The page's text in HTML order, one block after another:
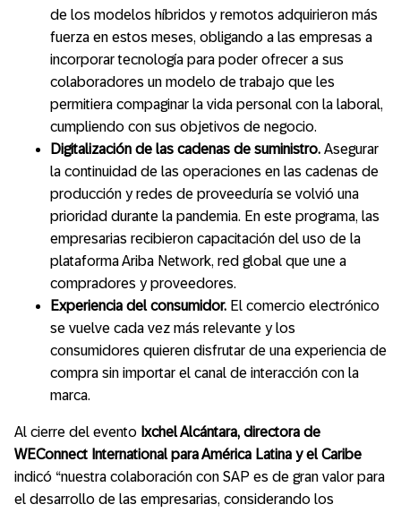
de los modelos híbridos y remotos adquirieron más
fuerza en estos meses, obligando a las empresas a
incorporar tecnología para poder ofrecer a sus
colaboradores un modelo de trabajo que les
permitiera compaginar la vida personal con la laboral,
cumpliendo con sus objetivos de negocio.
Digitalización de las cadenas de suministro. Asegurar
la continuidad de las operaciones en las cadenas de
producción y redes de proveeduría se volvió una
prioridad durante la pandemia. En este programa, las
empresarias recibieron capacitación del uso de la
plataforma Ariba Network, red global que une a
compradores y proveedores.
Experiencia del consumidor. El comercio electrónico
se vuelve cada vez más relevante y los
consumidores quieren disfrutar de una experiencia de
compra sin importar el canal de interacción con la
marca.
Al cierre del evento Ixchel Alcántara, directora de
WEConnect International para América Latina y el Caribe
indicó “nuestra colaboración con SAP es de gran valor para
el desarrollo de las empresarias, considerando los